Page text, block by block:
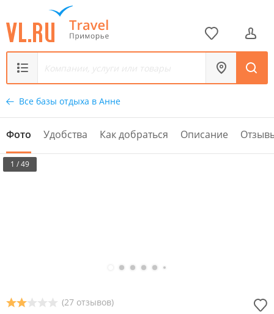
Все базы отдыха в Анне
Фото Удобства Как добраться Описание
1 / 49
(27 отзывов)